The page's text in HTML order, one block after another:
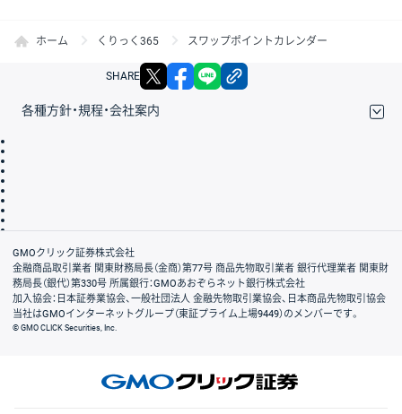
ホーム くりっく365 スワップポイントカレンダー
SHARE X facebook
各種方針・規程・会社案内
会社案内
GMOクリック証券株式会社
金融商品取引業者 関東財務局長（金商）第77号 商品先物取引業者 銀行代理業者 関東財
務局長（銀代）第330号 所属銀行：GMOあおぞらネット銀行株式会社
加入協会：日本証券業協会、一般社団法人 金融先物取引業協会、日本商品先物取引協会
当社はGMOインターネットグループ（東証プライム上場9449）のメンバーです。
© GMO CLICK Securities, Inc.